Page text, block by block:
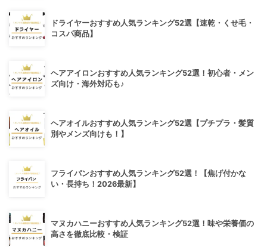
ドライヤーおすすめ人気ランキング52選【速乾・くせ毛・
コスパ商品】
ヘアアイロンおすすめ人気ランキング52選！初心者・メン
ズ向け・海外対応も♪
ヘアオイルおすすめ人気ランキング52選【プチプラ・髪質
別やメンズ向けも！】
フライパンおすすめ人気ランキング52選！【焦げ付かな
い・長持ち！2026最新】
マヌカハニーおすすめ人気ランキング52選！味や栄養価の
高さを徹底比較・検証